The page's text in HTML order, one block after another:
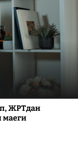
ЖРТдан
маеги